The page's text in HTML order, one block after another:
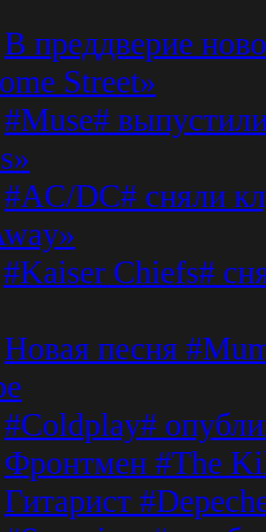
В преддверие
Street»
#Muse#
#AC/DC# сняли
#Kaiser Chiefs#
Новая песня
#Coldplay#
Фронтмен #The
Гитарист